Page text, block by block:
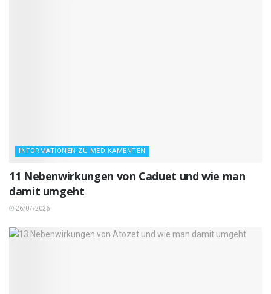
INFORMATIONEN ZU MEDIKAMENTEN
11 Nebenwirkungen von Caduet und wie man
damit umgeht
26/07/2026